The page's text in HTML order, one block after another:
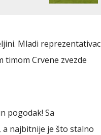
Mladi reprezentativac
Crvene zvezde
pogodak! Sa
najbitnije je što stalno